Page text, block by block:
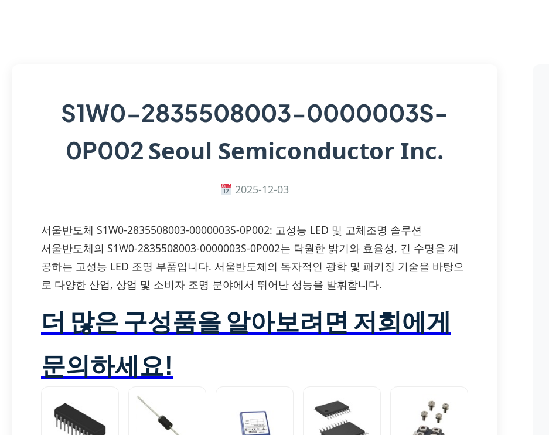
S1W0-2835508003-0000003S-
0P002Seoul Semiconductor Inc.
2025-12-03
서울반도체 S1W0-2835508003-0000003S-0P002: 고성능 LED 및 고체조명 솔루션
서울반도체의 S1W0-2835508003-0000003S-0P002는 탁월한 밝기와 효율성, 긴 수명을 제
공하는 고성능 LED 조명 부품입니다. 서울반도체의 독자적인 광학 및 패키징 기술을 바탕으
로 다양한 산업, 상업 및 소비자 조명 분야에서 뛰어난 성능을 발휘합니다.
더 많은 구성품을 알아보려면 저희에게
문의하세요!